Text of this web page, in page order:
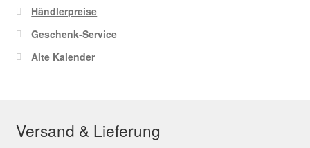
Händlerpreise
Geschenk-Service
Alte Kalender
Versand & Lieferung